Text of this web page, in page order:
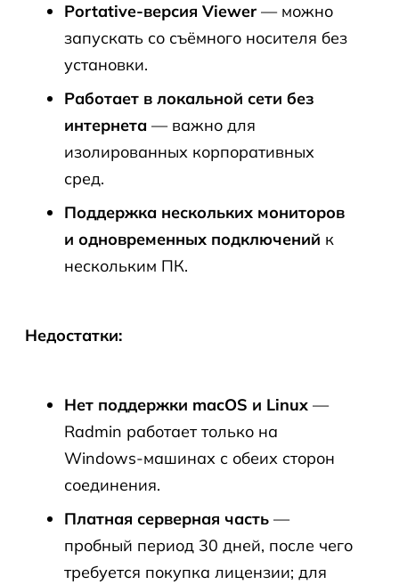
Portative-версия Viewer — можно
запускать со съёмного носителя без
установки.
Работает в локальной сети без
интернета — важно для
изолированных корпоративных
сред.
Поддержка нескольких мониторов
и одновременных подключений к
нескольким ПК.
Недостатки:
Нет поддержки macOS и Linux —
Radmin работает только на
Windows-машинах с обеих сторон
соединения.
Платная серверная часть —
пробный период 30 дней, после чего
требуется покупка лицензии; для